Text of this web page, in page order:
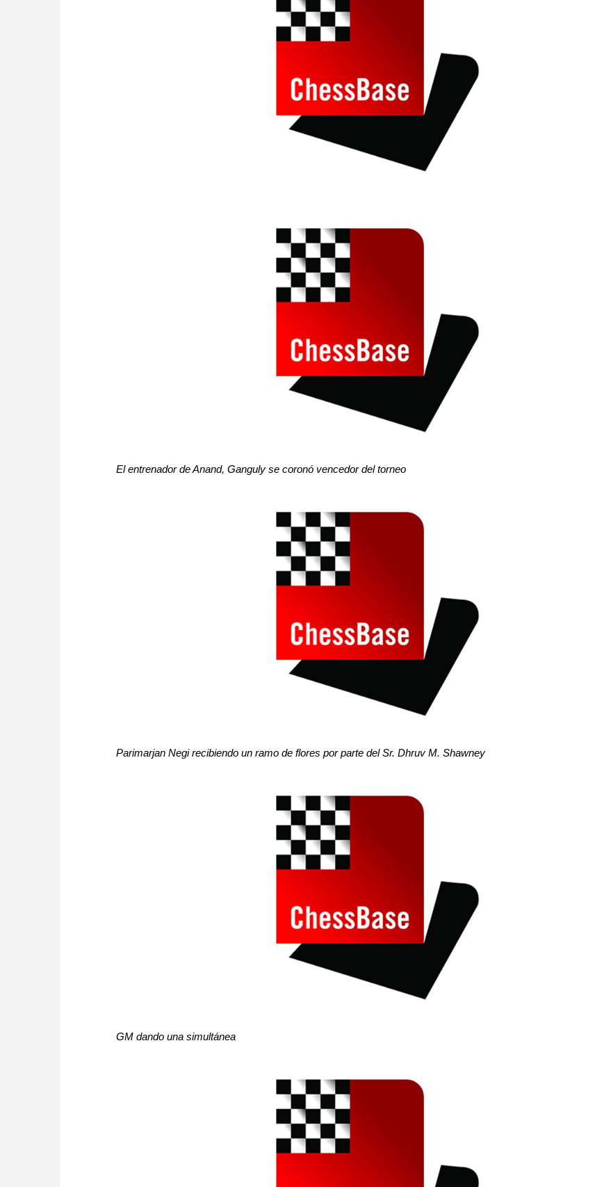
El entrenador de Anand, Ganguly se coronó vencedor del torneo
Parimarjan Negi recibiendo un ramo de flores por parte del Sr. Dhruv M. Shawney
GM dando una simultánea